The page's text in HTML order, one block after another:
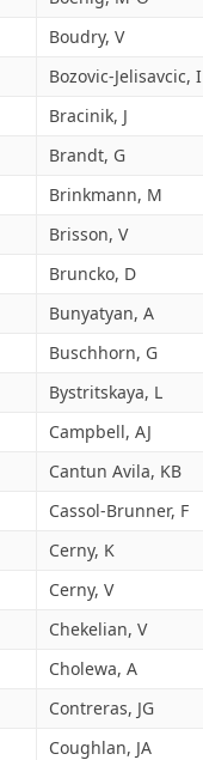
Boudry, V
Bozovic-Jelisavcic, I
Bracinik, J
Brandt, G
Brinkmann, M
Brisson, V
Bruncko, D
Bunyatyan, A
Buschhorn, G
Bystritskaya, L
Campbell, AJ
Cantun Avila, KB
Cassol-Brunner, F
Cerny, K
Cerny, V
Chekelian, V
Cholewa, A
Contreras, JG
Coughlan, JA